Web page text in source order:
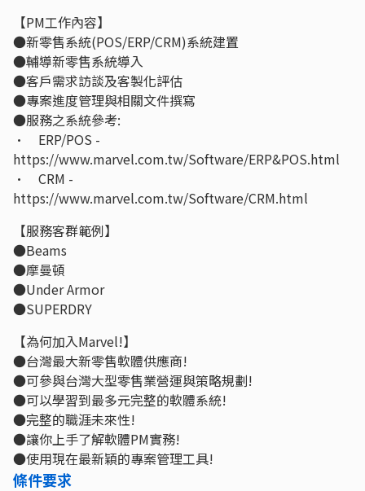
【PM工作內容】
●新零售系統(POS/ERP/CRM)系統建置
●輔導新零售系統導入
●客戶需求訪談及客製化評估
●專案進度管理與相關文件撰寫
●服務之系統參考:
• ERP/POS -
https://www.marvel.com.tw/Software/ERP&POS.html
• CRM -
https://www.marvel.com.tw/Software/CRM.html
【服務客群範例】
●Beams
●摩曼頓
●Under Armor
●SUPERDRY
【為何加入Marvel!】
●台灣最大新零售軟體供應商!
●可參與台灣大型零售業營運與策略規劃!
●可以學習到最多元完整的軟體系統!
●完整的職涯未來性!
●讓你上手了解軟體PM實務!
●使用現在最新穎的專案管理工具!
條件要求